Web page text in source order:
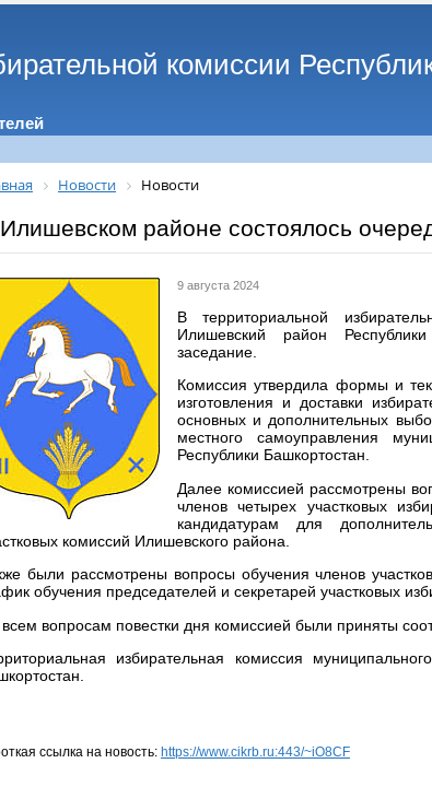
комиссии
Новости Новости
районе состоялось
9 августа 2024
В территориальной
Илишевский район
заседание.
Комиссия утвердила формы и
изготовления и доставки
основных и дополнительных
местного самоуправления
Республики Башкортостан.
Далее комиссией рассмотрены
членов четырех участковых
кандидатурам для
комиссий Илишевского района.
были рассмотрены вопросы обучения членов
обучения председателей и секретарей участковых
вопросам повестки дня комиссией были приняты
избирательная комиссия
ссылка на новость: https://www.cikrb.ru:443/~iO8CF